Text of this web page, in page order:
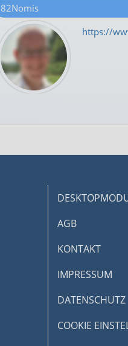
82Nomis
https://
AGB
KONTAKT
IMPRESSUM
DATENSCHUTZ
COOKIE